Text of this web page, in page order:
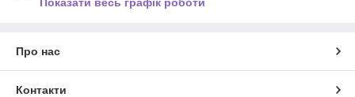
Про нас
Контакти